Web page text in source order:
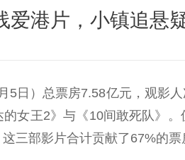
港片，小镇追悬
）总票房7.58亿元，观影人
女王2》与《10间敢死队》
三部影片合计贡献了67%的票